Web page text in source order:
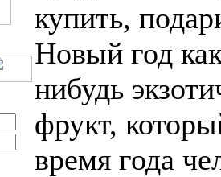
купить,
Новый год
нибудь
фрукт,
время года